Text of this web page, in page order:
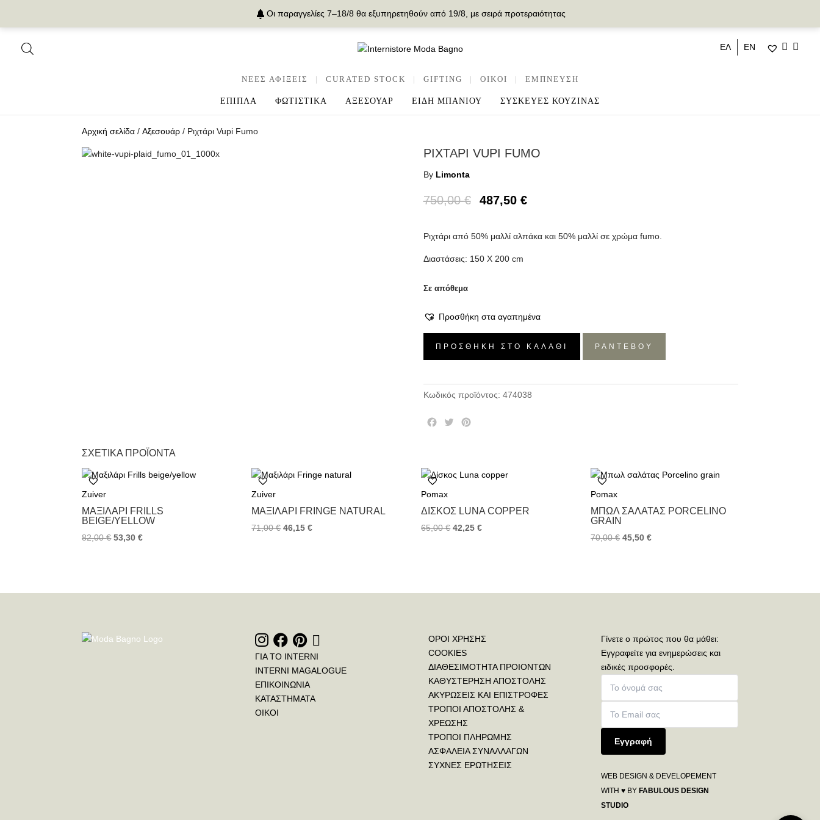
Οι παραγγελίες 7–18/8 θα εξυπηρετηθούν από 19/8, με σειρά προτεραιότητας
ΕΛ ΕΝ
ΝΕΕΣ ΑΦΙΞΕΙΣ | CURATED STOCK | GIFTING | OIKOI | ΕΜΠΝΕΥΣΗ
ΕΠΙΠΛΑ ΦΩΤΙΣΤΙΚΑ ΑΞΕΣΟΥΑΡ ΕΙΔΗ ΜΠΑΝΙΟΥ ΣΥΣΚΕΥΕΣ ΚΟΥΖΙΝΑΣ
Αρχική σελίδα /Αξεσουάρ / Ριχτάρι Vupi Fumo
ΡΙΧΤΑΡΙ VUPI FUMO
By Limonta
750,00€ 487,50 €
Ριχτάρι από 50% μαλλί αλπάκα και 50% μαλλί σε χρώμα fumo.
Διαστάσεις: 150 X 200 cm
Σε απόθεμα
Προσθήκη στα αγαπημένα
ΠΡΟΣΘΉΚΗ ΣΤΟ ΚΑΛΆΘΙ ΡΑΝΤΕΒΟΥ
Κωδικός προϊόντος: 474038
b
o
k
s
ΣΧΕΤΙΚΆ ΠΡΟΪΌΝΤΑ
Zuiver
ΜΑΞΙΛΆΡΙ FRILLS
BEIGE/YELLOW
82,00€ 53,30€
Zuiver
ΜΑΞΙΛΆΡΙ FRINGE NATURAL
71,00€ 46,15€
Pomax
ΔΊΣΚΟΣ LUNA COPPER
65,00€ 42,25€
Pomax
ΜΠΩΛ ΣΑΛΆΤΑΣ PORCELINO
GRAIN
70,00€ 45,50€
ΓΙΑ ΤΟ INTERNI
INTERNI MAGALOGUE
ΕΠΙΚΟΙΝΩΝΙΑ
ΚΑΤΑΣΤΗΜΑΤΑ
ΟΙΚΟΙ
ΟΡΟΙ ΧΡΗΣΗΣ
COOKIES
ΔΙΑΘΕΣΙΜΟΤΗΤΑ ΠΡΟΙΟΝΤΩΝ
ΚΑΘΥΣΤΕΡΗΣΗ ΑΠΟΣΤΟΛΗΣ
ΑΚΥΡΩΣΕΙΣ ΚΑΙ ΕΠΙΣΤΡΟΦΕΣ
ΤΡΟΠΟΙ ΑΠΟΣΤΟΛΗΣ &
ΧΡΕΩΣΗΣ
ΤΡΟΠΟΙ ΠΛΗΡΩΜΗΣ
ΑΣΦΑΛΕΙΑ ΣΥΝΑΛΛΑΓΩΝ
ΣΥΧΝΕΣ ΕΡΩΤΗΣΕΙΣ
Γίνετε ο πρώτος που θα μάθει:
Εγγραφείτε για ενημερώσεις και
ειδικές προσφορές.
Εγγραφή
WEB DESIGN & DEVELOPEMENT
WITH ♥ BY FABULOUS DESIGN
STUDIO